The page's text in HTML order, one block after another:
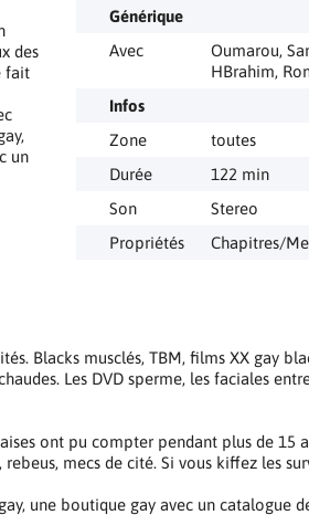
des
fait
un
Générique
Avec
Oumarou,
HBrahim,
Infos
Zone
toutes
Durée
122 min
Son
Stereo
Propriétés
Chapitres/
Blacks musclés, TBM, films XX gay
Les DVD sperme, les faciales
ont pu compter pendant plus de 15
mecs de cité. Si vous kiffez les
une boutique gay avec un catalogue